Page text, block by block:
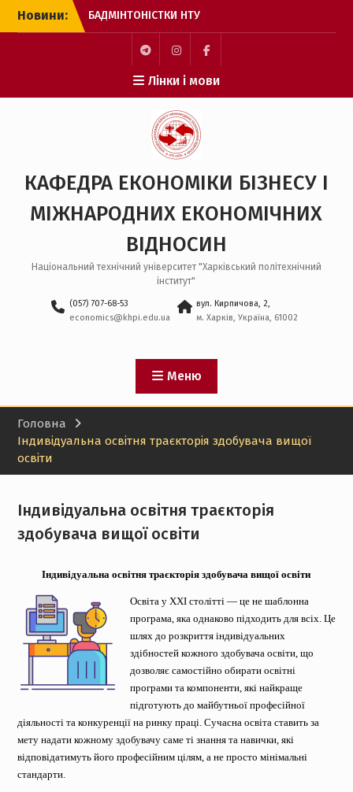
Перейти
Новини:
БАДМІНТОНІСТКИ НТУ
“ХПІ” – БРОНЗОВІ
ПРИЗЕРКИ ЧЕМПІОНАТУ
З МІЖНАРОДНИМ ДНЕМ
СТУДЕНТА!
ОНЛАЙН-ЗУСТРІЧ ДЛЯ
ВСТУПНИКІВ ДО
МАГІСТРАТУРИ
ЗАХІД ДЛЯ ЗДОБУВАЧІВ
ВИЩОЇ ОСВІТИ
БАКАЛАВРСЬКОГО РІВНЯ
НА КАФЕДРІ ЕБ І МЕВ
Пункт
меню
Пункт
меню
Пункт
меню
Лінки і мови
КАФЕДРА ЕКОНОМІКИ БІЗНЕСУ І
МІЖНАРОДНИХ ЕКОНОМІЧНИХ
ВІДНОСИН
Національний технічний університет "Харківський політехнічний
інститут"
(057) 707-68-53
economics@khpi.edu.ua
вул. Кирпичова, 2,
м. Харків, Україна, 61002
Меню
Головна
Індивідуальна освітня траєкторія здобувача вищої
освіти
Індивідуальна освітня траєкторія
здобувача вищої освіти
Індивідуальна освітня траєкторія здобувача вищої освіти
Освіта у XXI столітті — це не шаблонна
програма, яка однаково підходить для всіх. Це
шлях до розкриття індивідуальних
здібностей кожного здобувача освіти, що
дозволяє самостійно обирати освітні
програми та компоненти, які найкраще
підготують до майбутньої професійної
діяльності та конкуренції на ринку праці. Сучасна освіта ставить за
мету надати кожному здобувачу саме ті знання та навички, які
відповідатимуть його професійним цілям, а не просто мінімальні
стандарти.